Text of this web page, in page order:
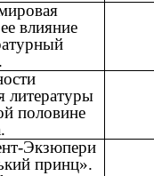
влияние
литературы
половине
Экзюпери
принц».